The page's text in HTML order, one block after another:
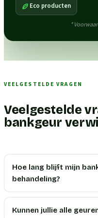
Eco producten
*
VEELGESTELDE VRAGEN
Veelgestelde
bankgeur
Hoe lang blijft mijn
behandeling?
Kunnen jullie alle